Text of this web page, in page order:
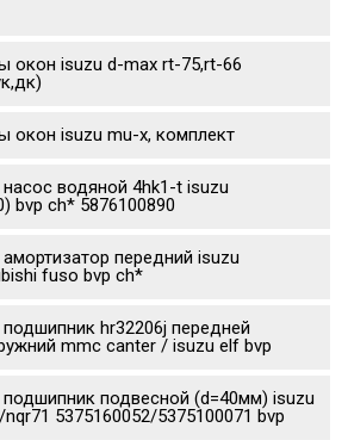
окон isuzu d-max rt-75,rt-66
окон isuzu mu-x, комплект
насос водяной 4hk1-t isuzu
bvp ch* 5876100890
амортизатор передний isuzu
fuso bvp ch*
подшипник hr32206j передней
mmc canter / isuzu elf bvp
подшипник подвесной (d=40мм) isuzu
5375160052/5375100071 bvp